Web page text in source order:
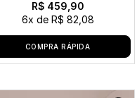
R$ 459,90
6x de R$ 82,08
COMPRA RÁPIDA